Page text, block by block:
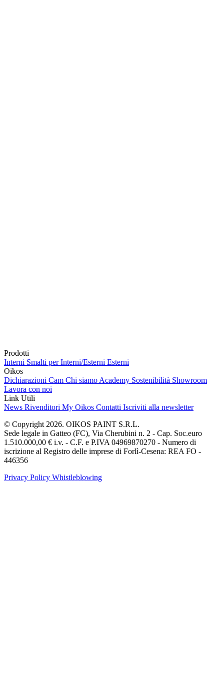
Prodotti
Interni Smalti per Interni/Esterni Esterni
Oikos
Dichiarazioni Cam Chi siamo Academy Sostenibilità Showroom
Lavora con noi
Link Utili
News Rivenditori My Oikos Contatti Iscriviti alla newsletter
© Copyright 2026. OIKOS PAINT S.R.L.
Sede legale in Gatteo (FC), Via Cherubini n. 2 - Cap. Soc.euro
1.510.000,00 € i.v. - C.F. e P.IVA 04969870270 - Numero di
iscrizione al Registro delle imprese di Forlì-Cesena: REA FO -
446356
Privacy Policy Whistleblowing